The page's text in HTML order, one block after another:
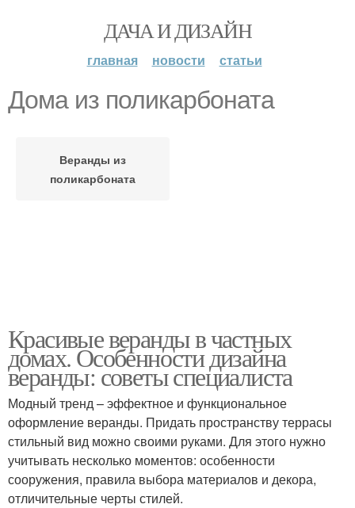
ДАЧА И ДИЗАЙН
главная новости статьи
Дома из поликарбоната
Веранды из
поликарбоната
Красивые веранды в частных
домах. Особенности дизайна
веранды: советы специалиста
Модный тренд – эффектное и функциональное
оформление веранды. Придать пространству террасы
стильный вид можно своими руками. Для этого нужно
учитывать несколько моментов: особенности
сооружения, правила выбора материалов и декора,
отличительные черты стилей.